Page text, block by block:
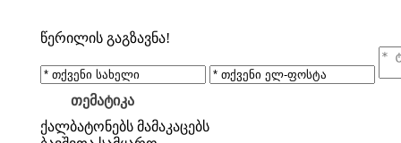
წერილის გაგზავნა!
თემატიკა
ქალბატონებს მამაკაცებს